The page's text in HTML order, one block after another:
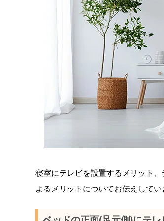
寝室にテレビを設置するメリット
よるメリットについてお伝えしてい